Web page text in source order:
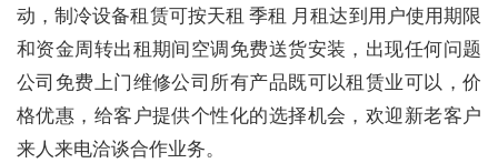
动，制冷设备租赁可按天租 季租 月租达到用户使用期限
和资金周转出租期间空调免费送货安装，出现任何问题
公司免费上门维修公司所有产品既可以租赁业可以，价
格优惠，给客户提供个性化的选择机会，欢迎新老客户
来人来电洽谈合作业务。